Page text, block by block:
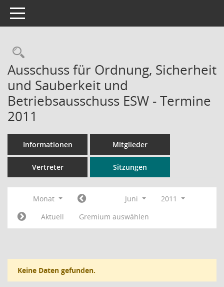
Toggle navigation
Rechercheauswahl
Ausschuss für Ordnung, Sicherheit
und Sauberkeit und
Betriebsausschuss ESW - Termine
2011
Informationen Mitglieder
Vertreter Sitzungen
Monat Juni
2011
Aktuell
Gremium auswählen
Keine Daten gefunden.